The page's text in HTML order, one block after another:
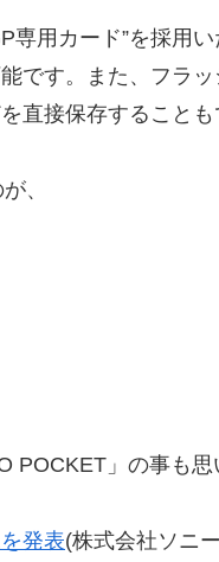
専用カード”を採用
です。また、フラ
直接保存することも
、
POCKET」の事も思
発表(株式会社ソニ